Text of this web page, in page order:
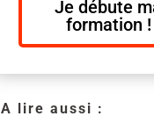
Je débute
formation !
A lire aussi :